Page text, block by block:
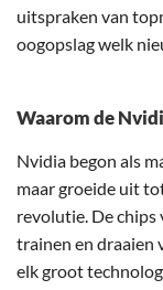
uitspraken van
oogopslag welk
Waarom de
Nvidia begon als
maar groeide uit
revolutie. De
trainen en draaien
elk groot